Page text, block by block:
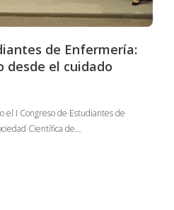
de Enfermería:
desde el cuidado
el I Congreso de Estudiantes de
Científica de…